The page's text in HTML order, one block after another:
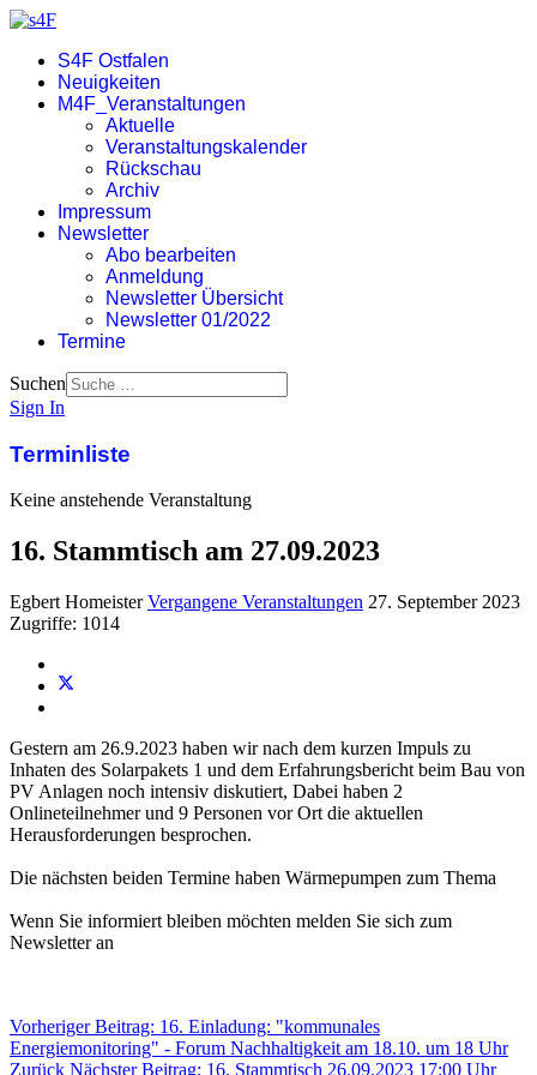
S4F Ostfalen
Neuigkeiten
M4F_Veranstaltungen
Aktuelle
Veranstaltungskalender
Rückschau
Archiv
Impressum
Newsletter
Abo bearbeiten
Anmeldung
Newsletter Übersicht
Newsletter 01/2022
Termine
Suchen
Sign In
Terminliste
Keine anstehende Veranstaltung
16. Stammtisch am 27.09.2023
Egbert Homeister Vergangene Veranstaltungen 27. September 2023
Zugriffe: 1014
Gestern am 26.9.2023 haben wir nach dem kurzen Impuls zu
Inhaten des Solarpakets 1 und dem Erfahrungsbericht beim Bau von
PV Anlagen noch intensiv diskutiert, Dabei haben 2
Onlineteilnehmer und 9 Personen vor Ort die aktuellen
Herausforderungen besprochen.
Die nächsten beiden Termine haben Wärmepumpen zum Thema
Wenn Sie informiert bleiben möchten melden Sie sich zum
Newsletter an
Vorheriger Beitrag: 16. Einladung: "kommunales
Energiemonitoring" - Forum Nachhaltigkeit am 18.10. um 18 Uhr
Zurück Nächster Beitrag: 16. Stammtisch 26.09.2023 17:00 Uhr